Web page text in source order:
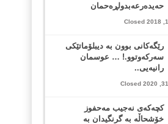
حه‌یده‌رعه‌بدولڕه‌حمان
رێگه‌كانی بوون به‌ دیبلۆماتێكی
سه‌ركه‌وتوو.! … عوسمان
رانیه‌یی..
کچەکەی نەجیب مەحفوز
خۆشحاڵە بە گرنگیدان بە